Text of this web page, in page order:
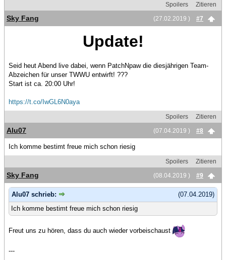
Spoilers
Zitieren
(27.02.2019 )
#7
Sky Fang
Update!
Seid heut Abend live dabei, wenn PatchNpaw die diesjährigen Team-
Abzeichen für unser TWWU entwirft! ???
Start ist ca. 20:00 Uhr!
https://t.co/IwGL6N0aya
Spoilers
Zitieren
(07.04.2019 )
#8
Alu07
Ich komme bestimt freue mich schon riesig
Spoilers
Zitieren
(08.04.2019 )
#9
Sky Fang
(07.04.2019)
Alu07 schrieb:
Ich komme bestimt freue mich schon riesig
Freut uns zu hören, dass du auch wieder vorbeischaust
---